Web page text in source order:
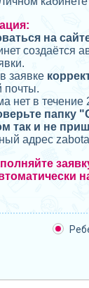
на
создаётся
заявке
почты.
нет в течение
папку
так и не
адрес